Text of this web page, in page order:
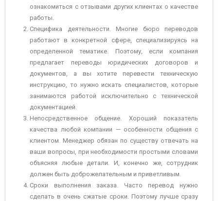
ознакомиться с отзывами других клиентах о качестве
работы.
Специфика деятельности. Многие бюро переводов
работают в конкретной сфере, специализируясь на
определенной тематике. Поэтому, если компания
предлагает переводы юридических договоров и
документов, а вы хотите перевести техническую
инструкцию, то нужно искать специалистов, которые
занимаются работой исключительно с технической
документацией.
Непосредственное общение. Хороший показатель
качества любой компании — особенности общения с
клиентом. Менеджер обязан по существу отвечать на
ваши вопросы, при необходимости простыми словами
объясняя любые детали. И, конечно же, сотрудник
должен быть доброжелательным и приветливым.
Сроки выполнения заказа. Часто перевод нужно
сделать в очень сжатые сроки. Поэтому лучше сразу